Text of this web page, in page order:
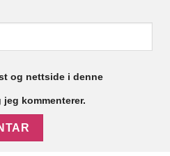
og nettside i denne
kommenterer.